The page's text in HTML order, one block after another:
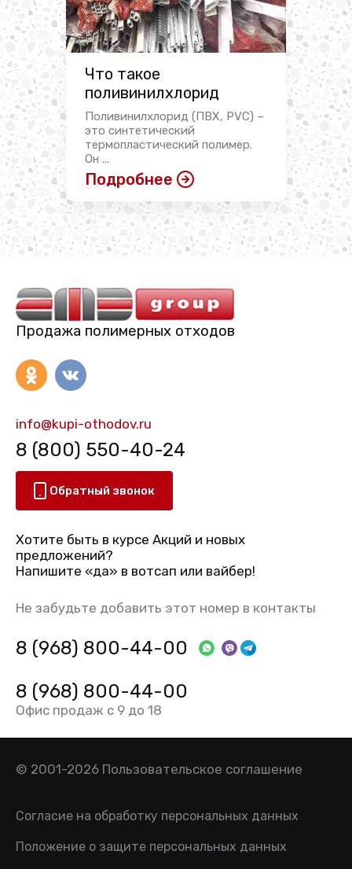
Что такое
поливинилхлорид
Поливинилхлорид (ПВХ, PVC) –
это синтетический
термопластический полимер.
Он ...
Подробнее
Продажа полимерных отходов
info@kupi-othodov.ru
8 (800) 550-40-24
Обратный звонок
Хотите быть в курсе Акций и новых
предложений?
Напишите «да» в вотсап или вайбер!
Не забудьте добавить этот номер в контакты
8 (968) 800-44-00
8 (968) 800-44-00
Офис продаж с 9 до 18
© 2001-2026 Пользовательское соглашение
Согласие на обработку персональных данных
Положение о защите персональных данных